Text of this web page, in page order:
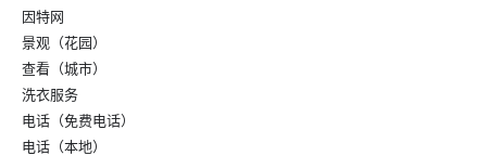
因特网
景观（花园）
查看（城市）
洗衣服务
电话（免费电话）
电话（本地）